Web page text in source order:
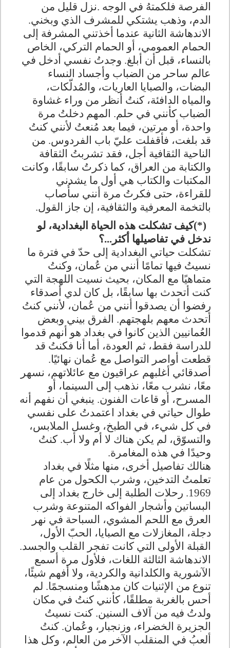
الفرصة فلكمتهُ في الوجه .نزل قليل من
الدم، وذهب يشتكي للمشرف الذي وبخني.
الاندهاشة الثانية عندما أخذتني المشرفة إلى
الحمام العمومي، أو الحمام التركي، الخاص
بالنساء، قبل أن أبلغ. وجدتُ نفسي أدخل في
عالم ساحر من الضباب وأجساد النساء
البضات، والصبايا العاريات، والمُدلّكات،
والمياه الدافئة، كنتُ أنظر من وراء غشاوة
الضباب كأنني في حلم. المهم دخلتُ مرة
واحدة، أو مرتين، فيما بعد مُنعتُ لأنني كنتُ
قد بلغت، فأقفلت عليّ باب الفردوس. من
الناحية الثقافية أجل، فقد تشربتُ الثقافة
والكتابة من العراق، كما ذكرتُ سابقًا، وكانت
المكتبات والكتاب هي أول ما يشدني
للقراءة، حتى فكرتُ مرة أنني سأُصاب
بالتخمة المعرفية والثقافية، إن جاز القول.
(*)كيف تشكلت هذه الحياة البغدادية، لو
ندخل في تفاصيلها أكثر...؟
تشكلت حياتي البغدادية إلى حدّ في فترة ما
نسيتُ فيها تمامًا أنني من عُمان، وكنتُ
متماهيًا مع المكان، بحيث نسيت اللهجة التي
كنت أتحدث بها سابقًا، بل كان لدي أصدقاء
رفضوا أن يصدقوا أنني من عُمان، لأنني كنتُ
أتحدث معهم بلهجتهم. الفرق بيني وبعض
العُمانيين الذين كانوا في بغداد هو أنهم قدموا
للدراسة فقط، ثم العودة، أما أنا فكنتُ قد
قطعت أواصر التواصل مع عُمان نهائيًا.
أصدقائي أغلبهم عراقيون مع عائلاتهم، نسهر
معًا، نشرب معًا، نذهب إلى السينما، أو
المسرح، أو قاعات الفنون. ينبغي أن نفهم أنه
طوال حياتي في بغداد اعتمدتُ على نفسي
في كل شيء، في الطبخ، وغسل الملابس،
والتسوّق، لم يكن هناك لا أم ولا أب. كنتُ
وحيدًا في هذه المغامرة.
هنالك تفاصيل أخرى، منها مثلًا في بغداد
تعلمتُ التدخين، وشرب الكحول من عام
1969. رحلات الطلبة إلى خارج بغداد إلى
البساتين وأشجار الفواكه المتنوعة وشرب
العرق مع اللحم المشوي، السباحة في نهر
دجلة، المغازلات مع الصبايا، الحبّ الأول،
القبلة الأولى التي كانت تفجر القلب والجسد.
الاندهاشة الثالثة اللغات، فلأول مرة أسمع
الآشورية والكلدانية والكردية، ولا أفهم شيئًا،
تنوع من الإثنيات كان مدهشًا ومنسجمًا. لم
أحس بالغربة مطلقًا، كأنني كنتُ في مكان
ولدتُ فيه من آلاف السنين. كنت نسيتُ
الجزيرة الخضراء، وزنجبار، وعُمان. كنتُ
ألعبُ في المنقلب الآخر من العالم، وكل هذا